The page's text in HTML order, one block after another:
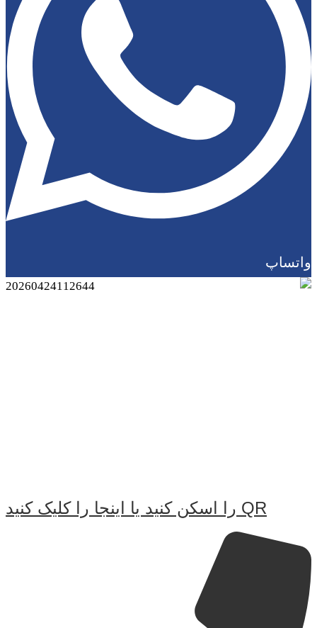
واتساپ
QR را اسکن کنید یا اینجا را کلیک کنید